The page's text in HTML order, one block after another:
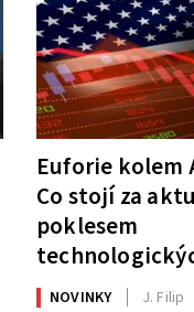
Euforie kolem
Co stojí za
poklesem
NOVINKY J. Filip